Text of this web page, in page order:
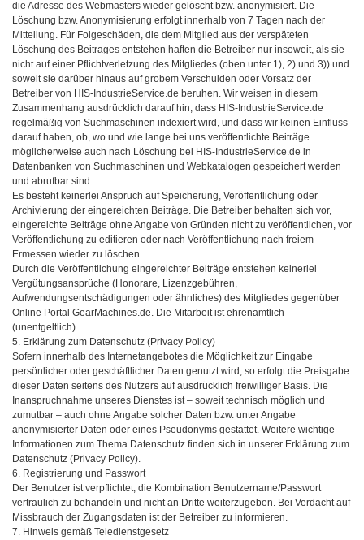
die Adresse des Webmasters wieder gelöscht bzw. anonymisiert. Die
Löschung bzw. Anonymisierung erfolgt innerhalb von 7 Tagen nach der
Mitteilung. Für Folgeschäden, die dem Mitglied aus der verspäteten
Löschung des Beitrages entstehen haften die Betreiber nur insoweit, als sie
nicht auf einer Pflichtverletzung des Mitgliedes (oben unter 1), 2) und 3)) und
soweit sie darüber hinaus auf grobem Verschulden oder Vorsatz der
Betreiber von HIS-IndustrieService.de beruhen. Wir weisen in diesem
Zusammenhang ausdrücklich darauf hin, dass HIS-IndustrieService.de
regelmäßig von Suchmaschinen indexiert wird, und dass wir keinen Einfluss
darauf haben, ob, wo und wie lange bei uns veröffentlichte Beiträge
möglicherweise auch nach Löschung bei HIS-IndustrieService.de in
Datenbanken von Suchmaschinen und Webkatalogen gespeichert werden
und abrufbar sind.
Es besteht keinerlei Anspruch auf Speicherung, Veröffentlichung oder
Archivierung der eingereichten Beiträge. Die Betreiber behalten sich vor,
eingereichte Beiträge ohne Angabe von Gründen nicht zu veröffentlichen, vor
Veröffentlichung zu editieren oder nach Veröffentlichung nach freiem
Ermessen wieder zu löschen.
Durch die Veröffentlichung eingereichter Beiträge entstehen keinerlei
Vergütungsansprüche (Honorare, Lizenzgebühren,
Aufwendungsentschädigungen oder ähnliches) des Mitgliedes gegenüber
Online Portal GearMachines.de. Die Mitarbeit ist ehrenamtlich
(unentgeltlich).
5. Erklärung zum Datenschutz (Privacy Policy)
Sofern innerhalb des Internetangebotes die Möglichkeit zur Eingabe
persönlicher oder geschäftlicher Daten genutzt wird, so erfolgt die Preisgabe
dieser Daten seitens des Nutzers auf ausdrücklich freiwilliger Basis. Die
Inanspruchnahme unseres Dienstes ist – soweit technisch möglich und
zumutbar – auch ohne Angabe solcher Daten bzw. unter Angabe
anonymisierter Daten oder eines Pseudonyms gestattet. Weitere wichtige
Informationen zum Thema Datenschutz finden sich in unserer Erklärung zum
Datenschutz (Privacy Policy).
6. Registrierung und Passwort
Der Benutzer ist verpflichtet, die Kombination Benutzername/Passwort
vertraulich zu behandeln und nicht an Dritte weiterzugeben. Bei Verdacht auf
Missbrauch der Zugangsdaten ist der Betreiber zu informieren.
7. Hinweis gemäß Teledienstgesetz